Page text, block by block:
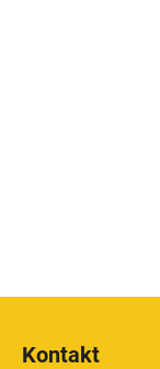
Kontakt